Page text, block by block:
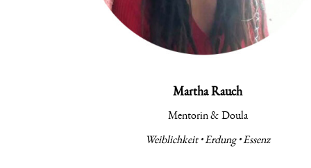
Martha Rauch
Mentorin & Doula
Weiblichkeit • Erdung • Essenz